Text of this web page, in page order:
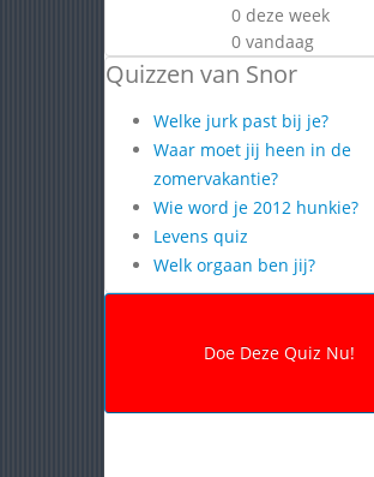
0 deze week
0 vandaag
Quizzen van Snor
Welke jurk past bij je?
Waar moet jij heen in de
zomervakantie?
Wie word je 2012 hunkie?
Levens quiz
Welk orgaan ben jij?